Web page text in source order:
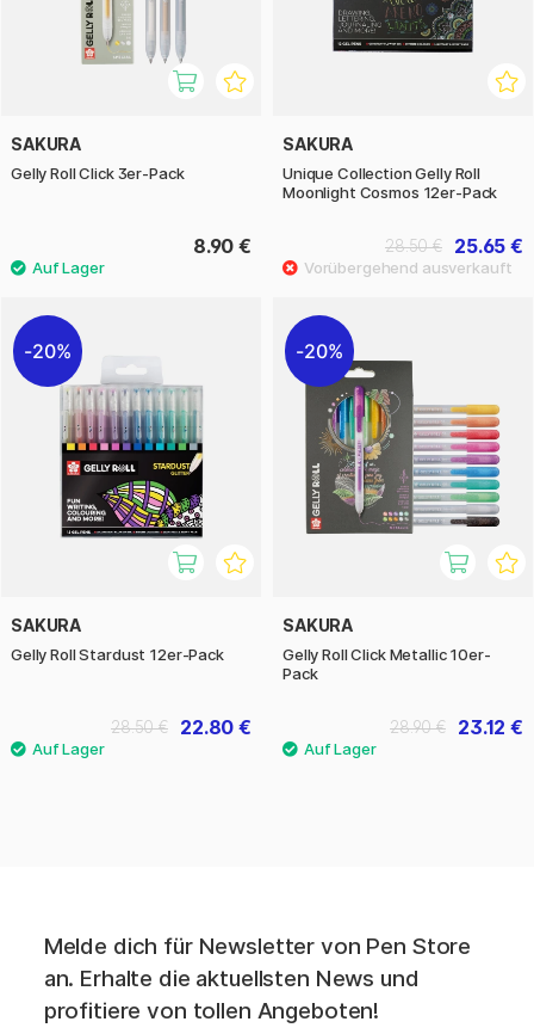
SAKURA
Gelly Roll Click 3er-Pack
8.90 €
SAKURA
Unique Collection Gelly Roll
Moonlight Cosmos 12er-Pack
25.65 €
28.50 €
20%
SAKURA
Gelly Roll Stardust 12er-Pack
22.80 €
28.50 €
20%
SAKURA
Gelly Roll Click Metallic 10er-
Pack
23.12 €
28.90 €
Melde dich für Newsletter von Pen Store
an. Erhalte die aktuellsten News und
profitiere von tollen Angeboten!